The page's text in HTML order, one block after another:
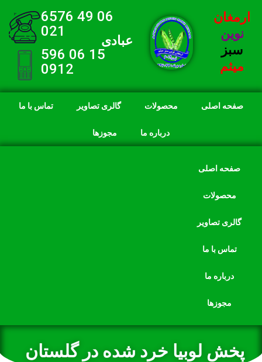
ارمغان
نوین
سبز
میثم
06 49 6576
021
عبادی
15 06 596
0912
صفحه اصلی محصولات گالری تصاویر تماس با ما
درباره ما مجوزها
صفحه اصلی
محصولات
گالری تصاویر
تماس با ما
درباره ما
مجوزها
پخش لوبیا خرد شده در گلستان